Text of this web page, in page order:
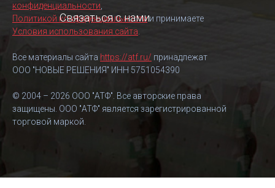
Связаться с нами
конфиденциальности
Политикой конфиденциальностии принимаете
Условия использования сайта
Все материалы сайта https://atf.ru/ принадлежат
ООО "НОВЫЕ РЕШЕНИЯ" ИНН 5751054390
© 2004 – 2026 ООО "АТФ". Все авторские права
защищены. ООО "АТФ" является зарегистрированной
торговой маркой.